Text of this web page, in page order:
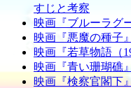
すじと考察
映画『ブルーラグ
映画『悪魔の種子』
映画『若草物語（
映画『青い珊瑚礁
映画『検察官閣下